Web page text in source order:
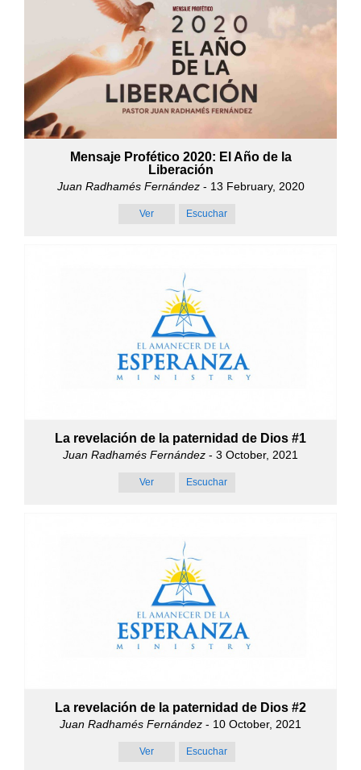
Mensaje Profético 2020: El Año de la
Liberación
Juan Radhamés Fernández- 13 February, 2020
Ver Escuchar
La revelación de la paternidad de Dios #1
Juan Radhamés Fernández - 3 October, 2021
Ver Escuchar
La revelación de la paternidad de Dios #2
Juan Radhamés Fernández - 10 October, 2021
Ver Escuchar